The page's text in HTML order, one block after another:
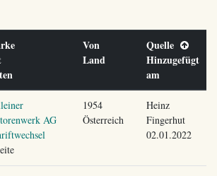
Von
Land
Quelle
Hinzugefügt
am
AG
1954
Österreich
Heinz
Fingerhut
02.01.2022